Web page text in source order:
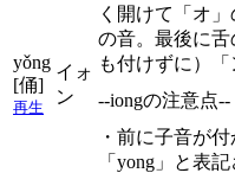
yǒng
[俑]
再生
イォ
ン
く開けて「オ
の音。最後に
も付けずに）「
--iongの注意点--
・前に子音が
「yong」と表